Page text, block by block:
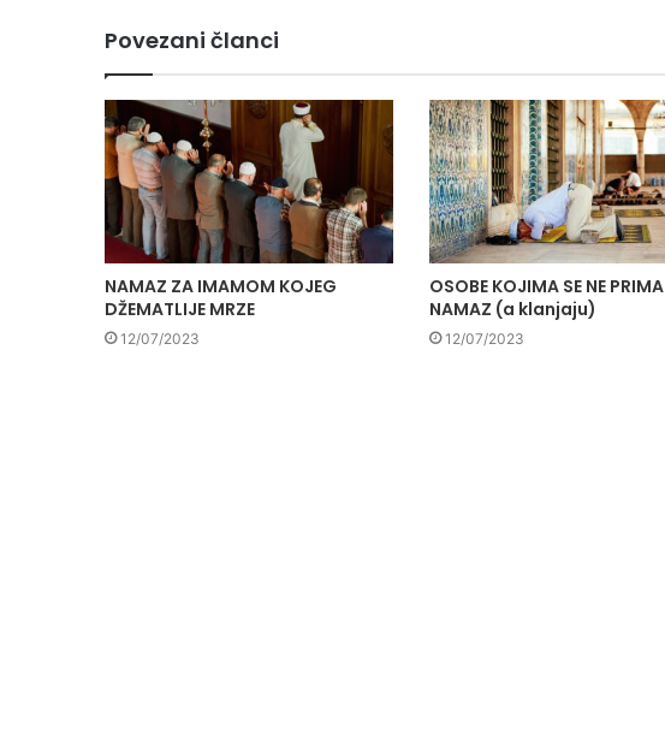
Povezani članci
NAMAZ ZA IMAMOM KOJEG
DŽEMATLIJE MRZE
12/07/2023
OSOBE KOJIMA SE NE PRIMA
NAMAZ (a klanjaju)
12/07/2023